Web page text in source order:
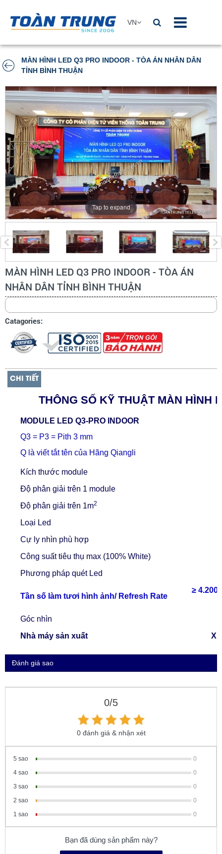
VN
MÀN HÌNH LED Q3 PRO INDOOR - TÒA ÁN NHÂN DÂN
TỈNH BÌNH THUẬN
Tap to expand
MÀN HÌNH LED Q3 PRO INDOOR - TÒA ÁN
NHÂN DÂN TỈNH BÌNH THUẬN
Catagories:
CHI TIẾT
THÔNG SỐ KỸ THUẬT MÀN HÌNH
MODULE LED Q3-PRO INDOOR
Q3 = P3 = Pith 3 mm
Q là viết tắt tên của Hãng Qiangli
Kích thước module
Độ phân giải trên 1 module
Độ phân giải trên 1m2
Loại Led
Cự ly nhìn phù hợp
Công suất tiêu thụ max (100% White)
Phương pháp quét Led
Tần số làm tươi hình ảnh/ Refresh Rate
≥
Góc nhìn
Nhà máy sản xuất
Đánh giá sao
0/5
0 đánh giá & nhận xét
5 sao
0
4 sao
0
3 sao
0
2 sao
0
1 sao
0
Bạn đã dùng sản phẩm này?